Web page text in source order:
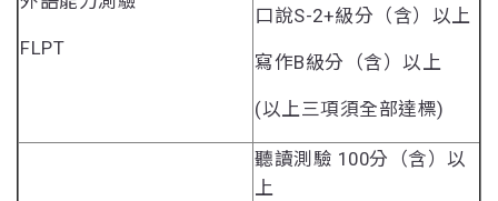
FLPT
口說S-2+級分（含）以上
寫作B級分（含）以上
(以上三項須全部達標)
聽讀測驗 100分（含）以
上